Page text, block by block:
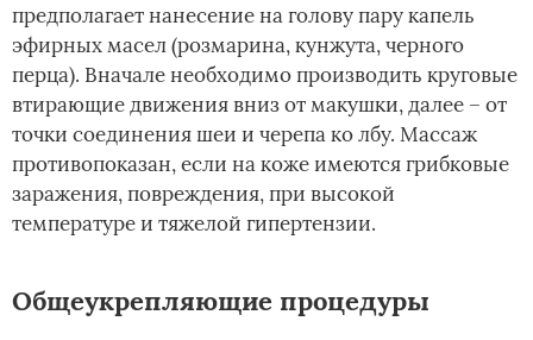
предполагает нанесение на голову пару капель
эфирных масел (розмарина, кунжута, черного
перца). Вначале необходимо производить круговые
втирающие движения вниз от макушки, далее – от
точки соединения шеи и черепа ко лбу. Массаж
противопоказан, если на коже имеются грибковые
заражения, повреждения, при высокой
температуре и тяжелой гипертензии.
Общеукрепляющие процедуры